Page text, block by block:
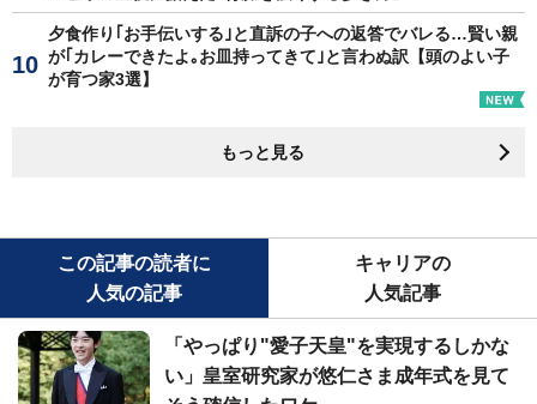
夕食作り｢お手伝いする｣と直訴の子への返答でバレる…賢い親
が｢カレーできたよ｡お皿持ってきて｣と言わぬ訳【頭のよい子
が育つ家3選】
もっと見る
この記事の読者に
人気の記事
キャリアの
人気記事
「やっぱり"愛子天皇"を実現するしかな
い」皇室研究家が悠仁さま成年式を見て